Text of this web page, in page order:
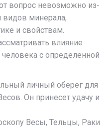
вопрос невозможно из-
видов минерала,
и свойствам.
влияние
с определенной
личный оберег для
Он принесет удачу и
Весы, Тельцы, Раки